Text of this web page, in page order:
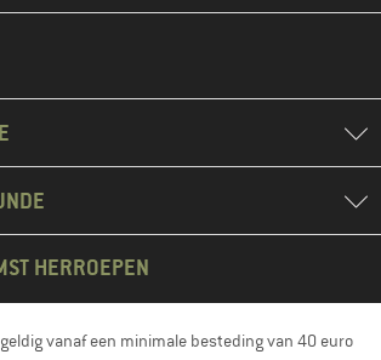
HERROEPEN
vanaf een minimale besteding van 40 euro